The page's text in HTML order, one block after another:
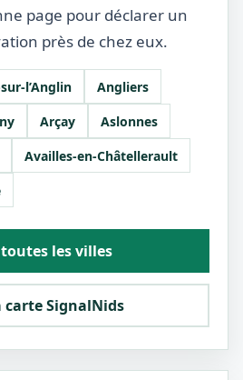
page pour déclarer un
près de chez eux.
l’Anglin
Angliers
Arçay
Aslonnes
Availles-en-Châtellerault
les villes
carte SignalNids